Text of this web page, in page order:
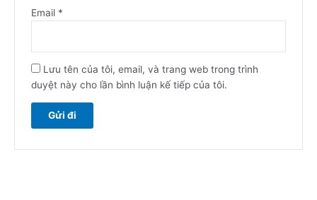
Email *
Lưu tên của tôi, email, và trang web trong trình
duyệt này cho lần bình luận kế tiếp của tôi.